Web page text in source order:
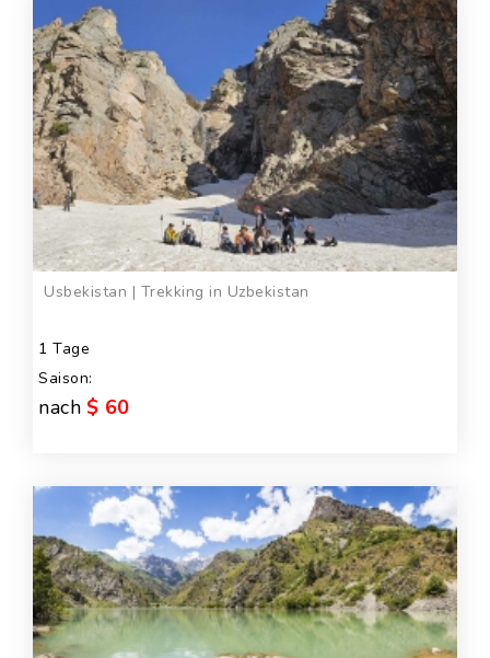
Usbekistan | Trekking in Uzbekistan
1 Tage
Saison:
nach $ 60